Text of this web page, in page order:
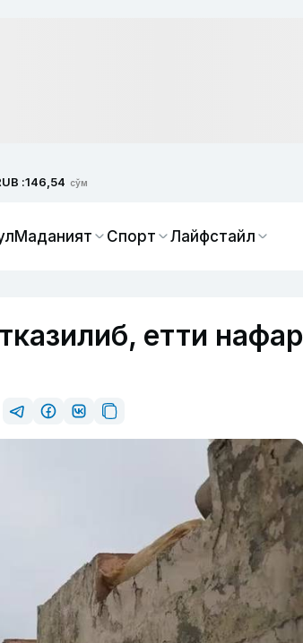
:146,54 сўм
Маданият Спорт Лайфстайл
етти нафар